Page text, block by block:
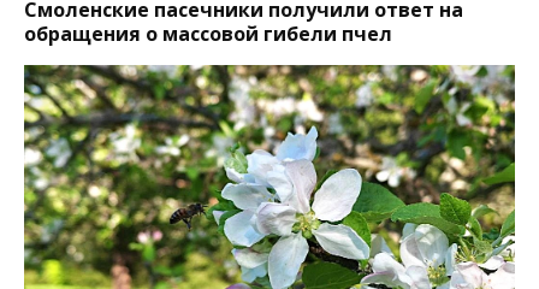
Смоленские пасечники получили ответ на
обращения о массовой гибели пчел